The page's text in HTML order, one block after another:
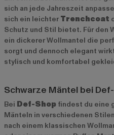
sich an jede Jahreszeit
sich ein leichter Trenchcoat
Schutz und Stil bietet. Für den
ein dickerer Wollmantel die
sorgt und dennoch elegant
stylisch und komfortabel
Schwarze Mäntel bei
Bei Def-Shop findest du eine
Mänteln in verschiedenen
nach einem klassischen